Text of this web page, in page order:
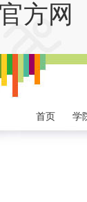
方网
首页 学